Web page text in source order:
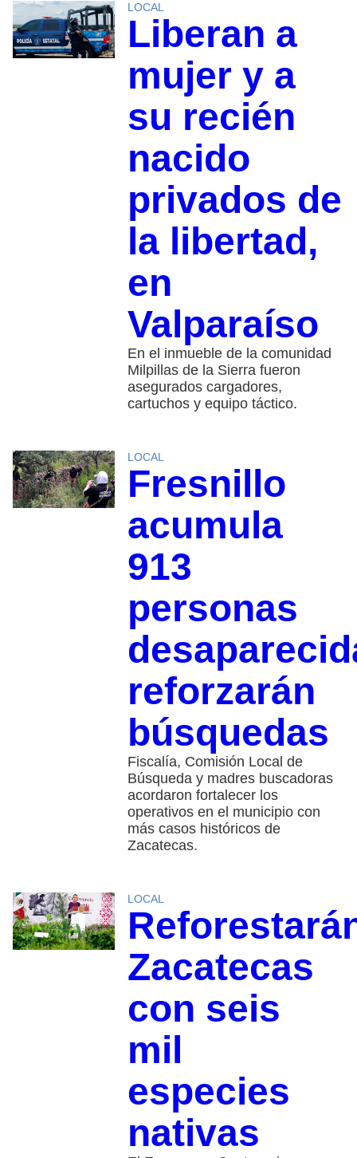
LOCAL
Liberan a
mujer y a
su recién
nacido
privados de
la libertad,
en
Valparaíso
En el inmueble de la comunidad
Milpillas de la Sierra fueron
asegurados cargadores,
cartuchos y equipo táctico.
LOCAL
Fresnillo
acumula
913
personas
reforzarán
búsquedas
Fiscalía, Comisión Local de
Búsqueda y madres buscadoras
acordaron fortalecer los
operativos en el municipio con
más casos históricos de
Zacatecas.
LOCAL
Zacatecas
con seis
mil
especies
nativas